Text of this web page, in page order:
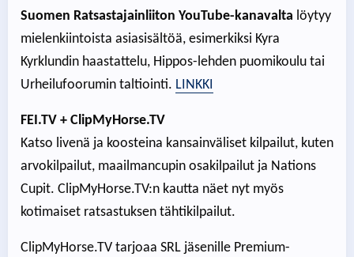
Suomen Ratsastajainliiton YouTube-kanavalta löytyy
mielenkiintoista asiasisältöä, esimerkiksi Kyra
Kyrklundin haastattelu, Hippos-lehden puomikoulu tai
Urheilufoorumin taltiointi. LINKKI
FEI.TV + ClipMyHorse.TV
Katso livenä ja koosteina kansainväliset kilpailut, kuten
arvokilpailut, maailmancupin osakilpailut ja Nations
Cupit. ClipMyHorse.TV:n kautta näet nyt myös
kotimaiset ratsastuksen tähtikilpailut.
ClipMyHorse.TV tarjoaa SRL jäsenille Premium-